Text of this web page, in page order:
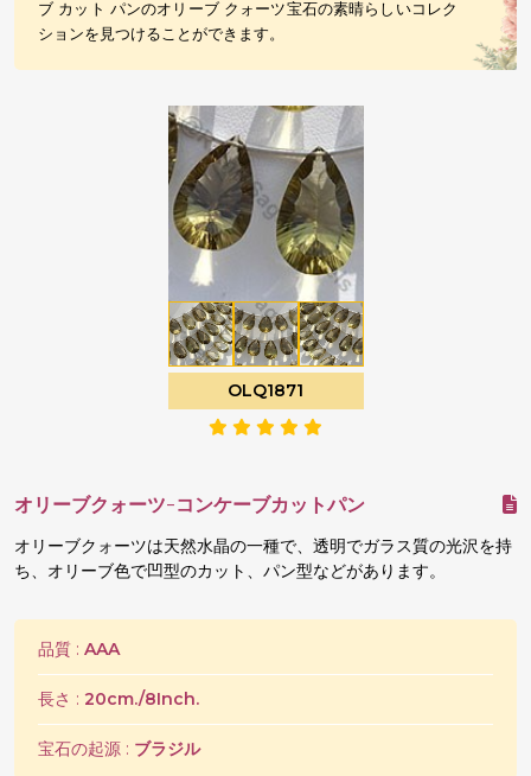
ブ カット パンのオリーブ クォーツ宝石の素晴らしいコレク
ションを見つけることができます。
OLQ1871
オリーブクォーツ-コンケーブカットパン
オリーブクォーツは天然水晶の一種で、透明でガラス質の光沢を持
ち、オリーブ色で凹型のカット、パン型などがあります。
品質 : AAA
長さ : 20cm./8Inch.
宝石の起源 : ブラジル